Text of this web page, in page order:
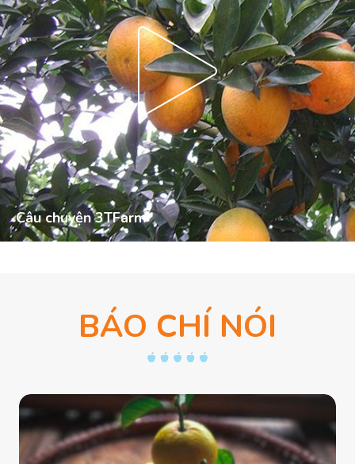
Câu chuyện 3TFarm
BÁO CHÍ NÓI